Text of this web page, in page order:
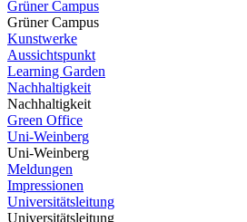
Grüner Campus
Grüner Campus
Kunstwerke
Aussichtspunkt
Learning Garden
Nachhaltigkeit
Nachhaltigkeit
Green Office
Uni-Weinberg
Uni-Weinberg
Meldungen
Impressionen
Universitätsleitung
Universitätsleitung